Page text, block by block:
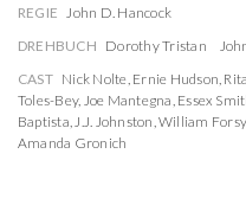
REGIE John D. Hancock
DREHBUCH Dorothy Tristan
CAST Nick Nolte, Ernie Hudson,
Toles-Bey, Joe Mantegna, Essex
Baptista,J.J. Johnston,William
Amanda Gronich